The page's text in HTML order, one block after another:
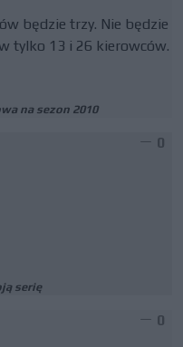
będzie trzy. Nie będzie
tylko 13 i 26 kierowców.
na sezon 2010
0
serię
0